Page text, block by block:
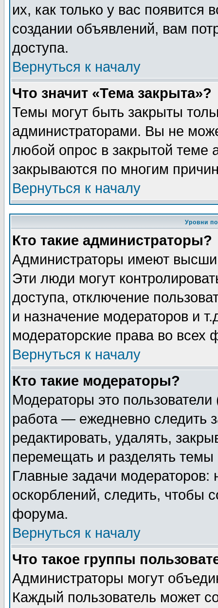
их, как только у вас появится
создании объявлений, вам
доступа.
Вернуться к началу
Что значит «Тема закрыта»?
Темы могут быть закрыты
администраторами. Вы не
любой опрос в закрытой теме
закрываются по многим
Вернуться к началу
Уровни
Кто такие администраторы?
Администраторы имеют
Эти люди могут
доступа, отключение
и назначение модераторов и
модераторские права во всех
Вернуться к началу
Кто такие модераторы?
Модераторы это
работа — ежедневно следить
редактировать, удалять,
перемещать и разделять
Главные задачи
оскорблений, следить, чтобы
форума.
Вернуться к началу
Что такое группы
Администраторы могут
Каждый пользователь может